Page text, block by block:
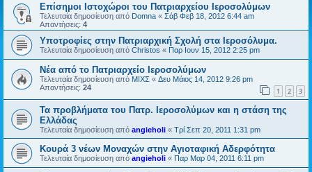
Επίσημοι Ιστοχώροι του Πατριαρχείου Ιεροσολύμων
Τελευταία δημοσίευση από Domna « Σάβ Φεβ 18, 2012 6:44 am
Απαντήσεις: 4
Υποτροφίες στην Πατριαρχική Σχολή στα Ιεροσόλυμα.
Τελευταία δημοσίευση από Christos « Παρ Ιουν 15, 2012 2:25 pm
Νέα από το Πατριαρχείο Ιεροσολύμων
Τελευταία δημοσίευση από ΜΙΧΣ « Δευ Μάιος 14, 2012 9:26 pm
Απαντήσεις: 24 1 2 3
Τα προβλήματα του Πατρ. Ιεροσολύμων και η στάση της
Ελλάδας
Τελευταία δημοσίευση από angieholi « Τρί Σεπ 20, 2011 1:31 pm
Κουρά 3 νέων Μοναχών στην Αγιοταφική Αδερφότητα
Τελευταία δημοσίευση από angieholi « Παρ Μαρ 04, 2011 6:11 pm